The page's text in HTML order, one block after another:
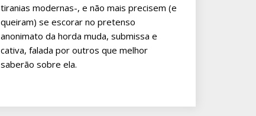
tiranias modernas-, e não mais precisem (e
queiram) se escorar no pretenso
anonimato da horda muda, submissa e
cativa, falada por outros que melhor
saberão sobre ela.